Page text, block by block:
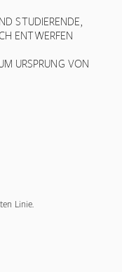
STUDIERENDE,
ENTWERFEN
URSPRUNG VON
Linie.